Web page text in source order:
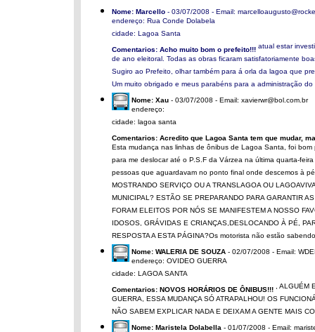
Nome: Marcello - 03/07/2008 - Email:
endereço: Rua Conde Dolabela
cidade: Lagoa Santa
Comentarios: Acho muito bom o prefeito!!! atual estar
de ano eleitoral. Todas as obras ficaram satisfatoriamente
Sugiro ao Prefeito, olhar também para á orla da lagoa que
Um muito obrigado e meus parabéns para a administração
Nome: Xau - 03/07/2008 - Email: xavierwr@bol.com.br
endereço:
cidade: lagoa santa
Comentarios: Acredito que Lagoa Santa tem que mudar,
Esta mudança nas linhas de ônibus de Lagoa Santa, foi
para me deslocar até o P.S.F da Várzea na última quarta-
pessoas que aguardavam no ponto final onde descemos à
MOSTRANDO SERVIÇO OU A TRANSLAGOA OU
MUNICIPAL? ESTÃO SE PREPARANDO PARA GARANTIR
FORAM ELEITOS POR NÓS SE MANIFESTEM A NOSSO
IDOSOS, GRÁVIDAS E CRIANÇAS,DESLOCANDO À PÉ,
RESPOSTA A ESTA PÁGINA?Os motorista não estão
Nome: WALERIA DE SOUZA - 02/07/2008 - Email:
endereço: OVIDEO GUERRA
cidade: LAGOA SANTA
Comentarios: NOVOS HORÁRIOS DE ÔNIBUS!!! , ALGUÉM
GUERRA, ESSA MUDANÇA SÓ ATRAPALHOU! OS
NÃO SABEM EXPLICAR NADA E DEIXAM A GENTE MAIS
Nome: Maristela Dolabella - 01/07/2008 - Email: